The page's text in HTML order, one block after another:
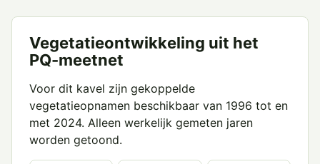
Vegetatieontwikkeling uit het
PQ-meetnet
Voor dit kavel zijn gekoppelde
vegetatieopnamen beschikbaar van 1996 tot en
met 2024. Alleen werkelijk gemeten jaren
worden getoond.